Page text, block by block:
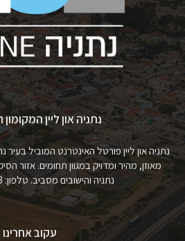
נתניה און ליין
נתניה און ליין פורטל האינטרנט המוביל
מאוזן, מהיר ומדויק במגוון תחומים. אזור
נתניה והישובים מסביב. טלפון: 050-8491248
עקוב אחרינו